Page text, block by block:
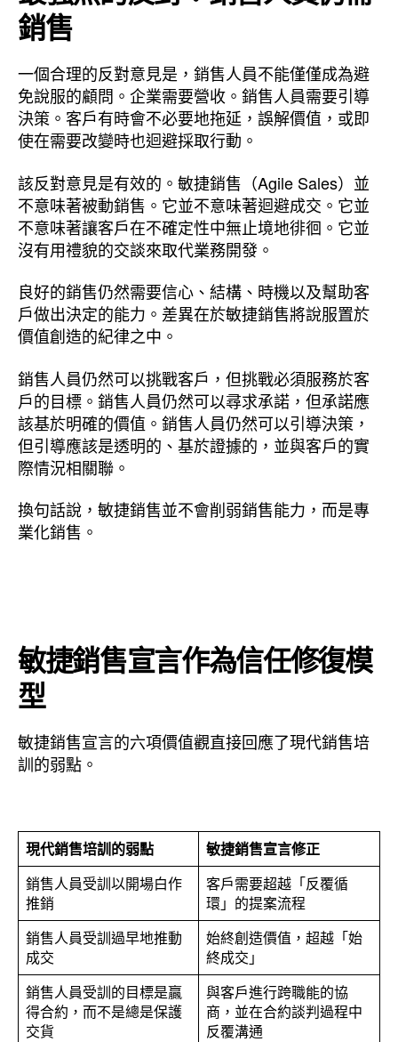
銷售
一個合理的反對意見是，銷售人員不能僅僅成為避
免說服的顧問。企業需要營收。銷售人員需要引導
決策。客戶有時會不必要地拖延，誤解價值，或即
使在需要改變時也迴避採取行動。
該反對意見是有效的。敏捷銷售（Agile Sales）並
不意味著被動銷售。它並不意味著迴避成交。它並
不意味著讓客戶在不確定性中無止境地徘徊。它並
沒有用禮貌的交談來取代業務開發。
良好的銷售仍然需要信心、結構、時機以及幫助客
戶做出決定的能力。差異在於敏捷銷售將說服置於
價值創造的紀律之中。
銷售人員仍然可以挑戰客戶，但挑戰必須服務於客
戶的目標。銷售人員仍然可以尋求承諾，但承諾應
該基於明確的價值。銷售人員仍然可以引導決策，
但引導應該是透明的、基於證據的，並與客戶的實
際情況相關聯。
換句話說，敏捷銷售並不會削弱銷售能力，而是專
業化銷售。
敏捷銷售宣言作為信任修復模
型
敏捷銷售宣言的六項價值觀直接回應了現代銷售培
訓的弱點。
現代銷售培訓的弱點
敏捷銷售宣言修正
銷售人員受訓以開場白作
推銷
客戶需要超越「反覆循
環」的提案流程
銷售人員受訓過早地推動
成交
始終創造價值，超越「始
終成交」
銷售人員受訓的目標是贏
得合約，而不是總是保護
交貨
與客戶進行跨職能的協
商，並在合約談判過程中
反覆溝通